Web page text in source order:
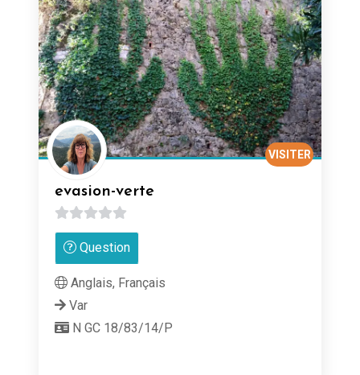
evasion-verte
0
sur Question
VISITER
Anglais, Français
Var
N GC 18/83/14/P